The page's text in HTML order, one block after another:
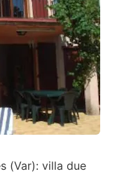
(Var): villa due